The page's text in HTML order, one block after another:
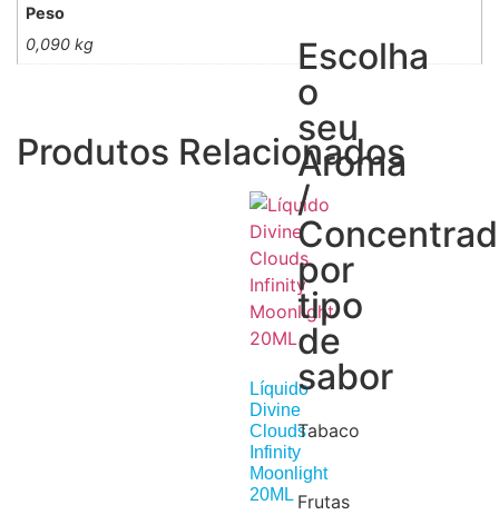
Escolha
o
seu
Aroma
/
por
tipo
de
sabor
Tabaco
Frutas
Peso
0,090 kg
Produtos Relacionados
Líquido
Divine
Clouds
Infinity
Moonlight
20ML